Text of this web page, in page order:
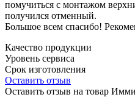
помучиться с монтажом
получился отменный.
Большое всем спасибо!
Качество продукции
Уровень сервиса
Срок изготовления
Оставить отзыв
Оставить отзыв на товар